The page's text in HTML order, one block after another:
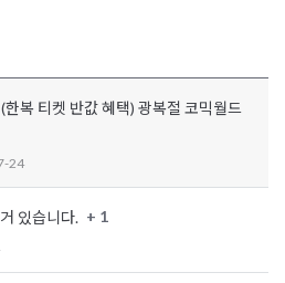
복 티켓 반값 혜택) 광복절 코믹월드
24
있습니다. + 1